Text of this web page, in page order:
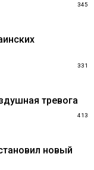
345
331
тревога
413
новый